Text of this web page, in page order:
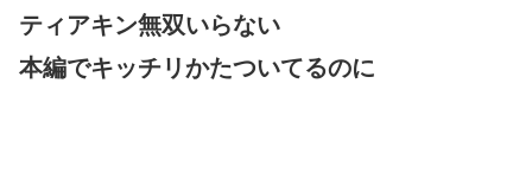
ティアキン無双いらない
本編でキッチリかたついてるのに